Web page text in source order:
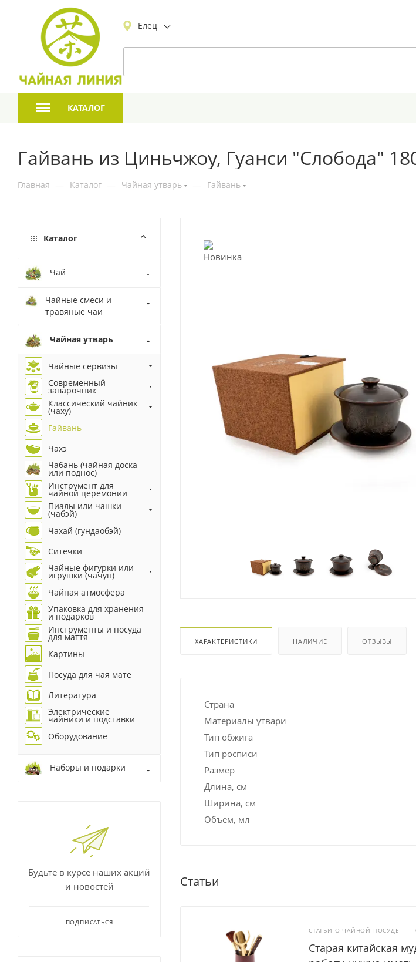
Елец
КАТАЛОГ
Гайвань из Циньчжоу, Гуанси "Слобода"
Главная — Каталог — Чайная утварь — Гайвань
ХАРАКТЕРИСТИКИ НАЛИЧИЕ ОТЗЫВЫ
Страна
Материалы утвари
Тип обжига
Тип росписи
Размер
Длина, см
Ширина, см
Объем, мл
Статьи
СТАТЬИ О ЧАЙНОЙ ПОСУДЕ —
Старая китайская
Каталог
Чай
Чайные смеси и
травяные чаи
Чайная утварь
Чайные сервизы
Современный
заварочник
Классический чайник
(чаху)
Гайвань
Чахэ
Чабань (чайная доска
или поднос)
Инструмент для
чайной церемонии
Пиалы или чашки
(чабэй)
Чахай (гундаобэй)
Ситечки
Чайные фигурки или
игрушки (чачун)
Чайная атмосфера
Упаковка для хранения
и подарков
Инструменты и посуда
для маття
Картины
Посуда для чая мате
Литература
Электрические
чайники и подставки
Оборудование
Наборы и подарки
Будьте в курсе наших акций
и новостей
ПОДПИСАТЬСЯ